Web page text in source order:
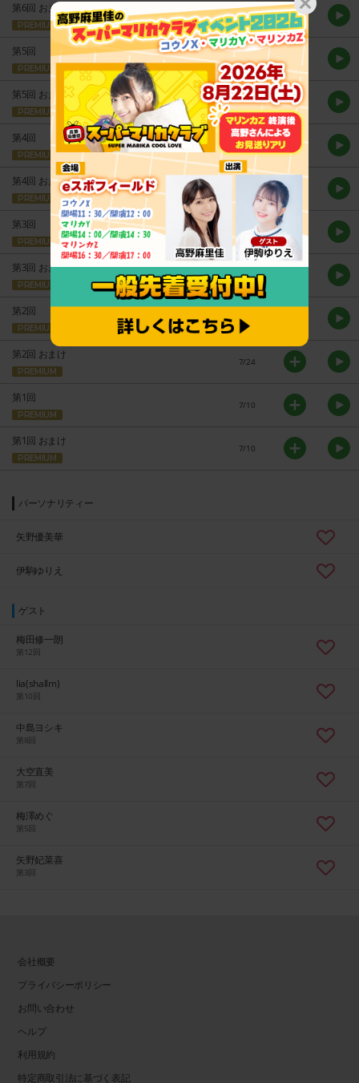
第6回 おまけ
PREMIUM
9/25
第5回
PREMIUM GUEST
9/11
第5回 おまけ
PREMIUM
9/11
第4回
PREMIUM
8/28
第4回 おまけ
PREMIUM
第3回
PREMIUM GUEST
8/14
第3回 おまけ
PREMIUM
8/14
第2回
PREMIUM
7/24
第2回 おまけ
PREMIUM
7/24
第1回
PREMIUM
7/10
第1回 おまけ
PREMIUM
7/10
パーソナリティー
矢野優美華
伊駒ゆりえ
ゲスト
梅田修一朗
第12回
lia(shallm)
第10回
中島ヨシキ
第8回
大空直美
第7回
梅澤めぐ
第5回
矢野妃菜喜
第3回
会社概要
プライバシーポリシー
お問い合わせ
ヘルプ
利用規約
特定商取引法に基づく表記